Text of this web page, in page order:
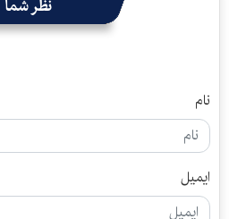
نظر شما
نام
ایمیل